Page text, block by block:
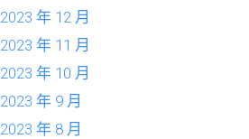
2023 年 12 月
2023 年 11 月
2023 年 10 月
2023 年 9 月
2023 年 8 月